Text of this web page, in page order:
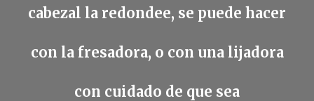
cabezal la redondee, se puede hacer
con la fresadora, o con una lijadora
con cuidado de que sea